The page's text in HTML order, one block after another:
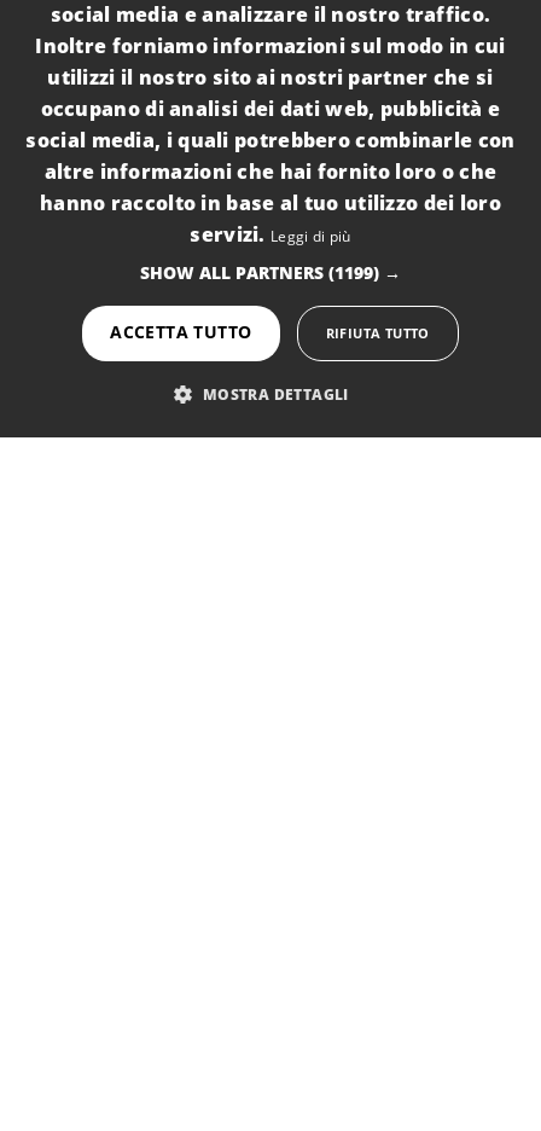
+39 392 6216450
info@pugliacasevacanze.it
Metodi di pagamento
Destinazioni
Torre Lapillo
Punta Prosciutto
Porto Cesareo
ENGLISH
social media e analizzare il nostro traffico.
Inoltre forniamo informazioni sul modo in cui
utilizzi il nostro sito ai nostri partner che si
occupano di analisi dei dati web, pubblicità e
social media, i quali potrebbero combinarle con
altre informazioni che hai fornito loro o che
hanno raccolto in base al tuo utilizzo dei loro
servizi. Leggi di più
SHOW ALL PARTNERS (1199) →
ACCETTA TUTTO RIFIUTA TUTTO
MOSTRA DETTAGLI